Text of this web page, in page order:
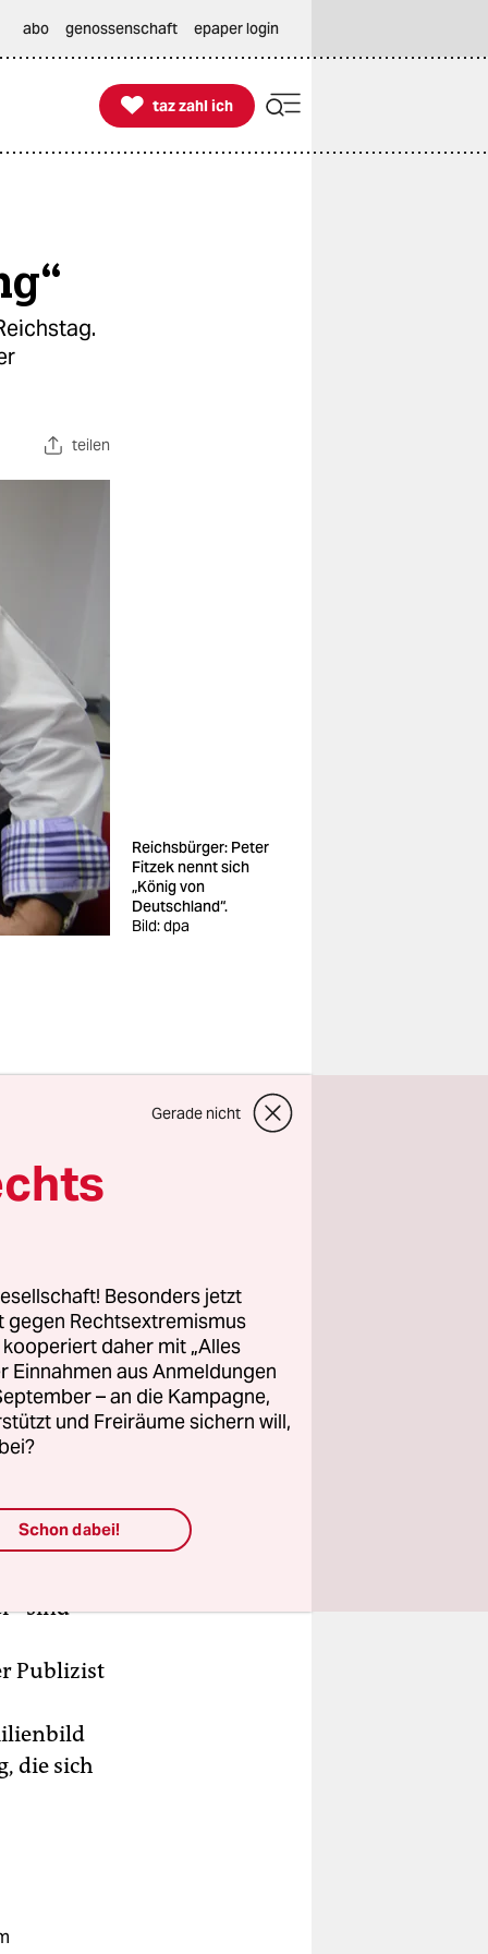
abo genossenschaft epaper login

taz zahl ich
taz zahl ich
teilen
Reichsbürger: Peter
Fitzek nennt sich
„König von
Deutschland“.
Bild: dpa
seit
Kultur
So
das
sind
Publizist
die sich
Gerade nicht
Besonders jetzt
gegen Rechtsextremismus
daher mit „Alles
Einnahmen aus Anmeldungen
– an die Kampagne,
und Freiräume sichern will,
Schon dabei!